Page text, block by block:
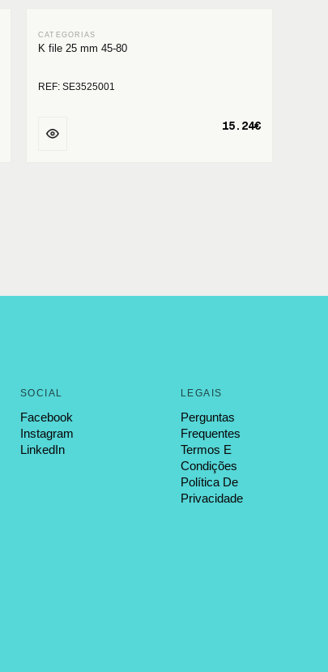
K file 25 mm 45-80
REF: SE3525001
15.24€
SOCIAL
Facebook
Instagram
LinkedIn
LEGAIS
Perguntas
Frequentes
Termos E
Condições
Política De
Privacidade